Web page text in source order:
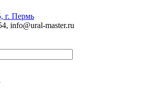
г. Пермь
info@ural-master.ru